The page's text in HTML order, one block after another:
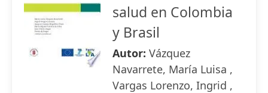
salud en Colombia
y Brasil
Autor: Vázquez
Navarrete, María Luisa ,
Vargas Lorenzo, Ingrid ,